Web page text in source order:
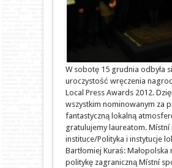
W sobotę 15 grudnia odbyła
uroczystość wręczenia
Local Press Awards 2012.
wszystkim nominowanym za
fantastyczną lokalną
gratulujemy laureatom. Místní
instituce/Polityka i instytucje
Bartłomiej Kuraś: Małopolska
politykę zagraniczną Místní